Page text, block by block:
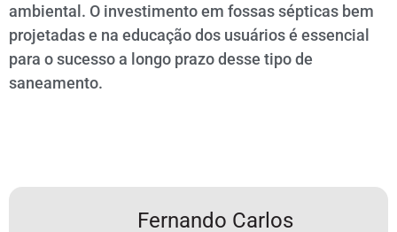
ambiental. O investimento em fossas sépticas bem
projetadas e na educação dos usuários é essencial
para o sucesso a longo prazo desse tipo de
saneamento.
Fernando Carlos